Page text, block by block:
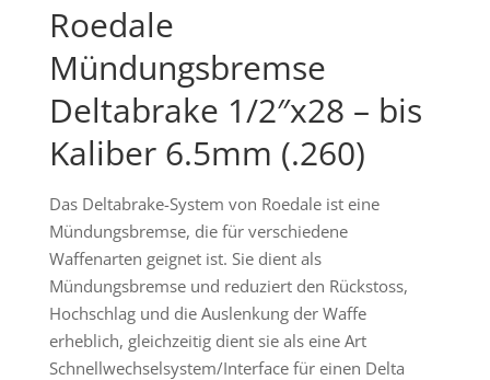
Roedale
Mündungsbremse
Deltabrake 1/2″x28 – bis
Kaliber 6.5mm (.260)
Das Deltabrake-System von Roedale ist eine
Mündungsbremse, die für verschiedene
Waffenarten geignet ist. Sie dient als
Mündungsbremse und reduziert den Rückstoss,
Hochschlag und die Auslenkung der Waffe
erheblich, gleichzeitig dient sie als eine Art
Schnellwechselsystem/Interface für einen Delta